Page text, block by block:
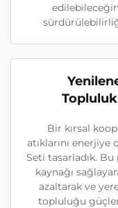
Bir kırsal
atıklarını
Seti tasarladık.
kaynağı
azaltarak ve
topluluğu